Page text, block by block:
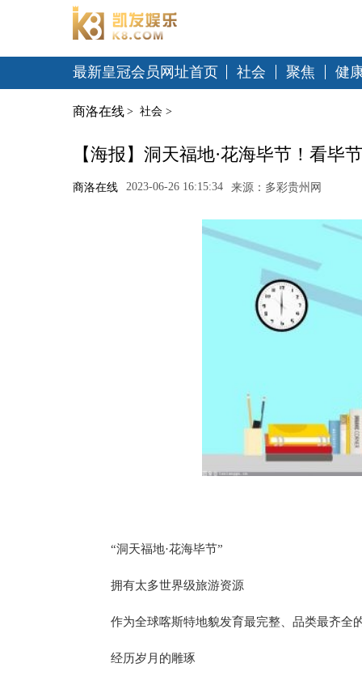
最新皇冠会员网址首页 社会 聚焦 健
商洛在线 > 社会 >
【海报】洞天福地·花海毕节！看
商洛在线 2023-06-26 16:15:34 来源：多彩贵州网
“洞天福地·花海毕节”
拥有太多世界级旅游资源
作为全球喀斯特地貌发育最完整、品类最齐全
经历岁月的雕琢